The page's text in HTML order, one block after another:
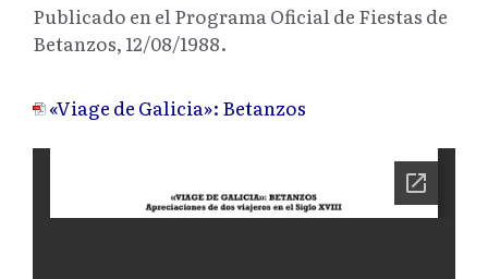
Publicado en el Programa Oficial de Fiestas de
Betanzos, 12/08/1988.
«Viage de Galicia»: Betanzos